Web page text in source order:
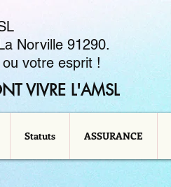
Norville 91290.
votre esprit !
VIVRE L'AMSL
Statuts ASSURANCE